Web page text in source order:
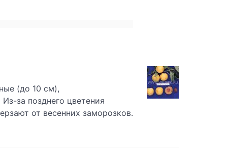
(до 10 см),
за позднего цветения
от весенних заморозков.